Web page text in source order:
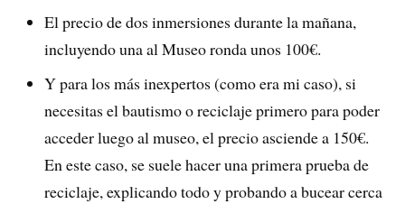
El precio de dos inmersiones durante la mañana,
incluyendo una al Museo ronda unos 100€.
Y para los más inexpertos (como era mi caso), si
necesitas el bautismo o reciclaje primero para poder
acceder luego al museo, el precio asciende a 150€.
En este caso, se suele hacer una primera prueba de
reciclaje, explicando todo y probando a bucear cerca